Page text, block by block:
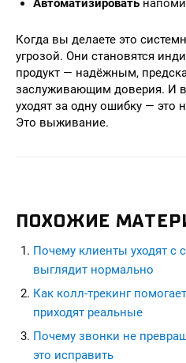
Автоматизировать
Когда вы делаете это
угрозой. Они становятся
продукт — надёжным,
заслуживающим доверия. И в
уходят за одну ошибку — это
Это выживание.
ПОХОЖИЕ
Почему клиенты уходят с
выглядит нормально
Как колл-трекинг
приходят реальные
Почему звонки не
это исправить